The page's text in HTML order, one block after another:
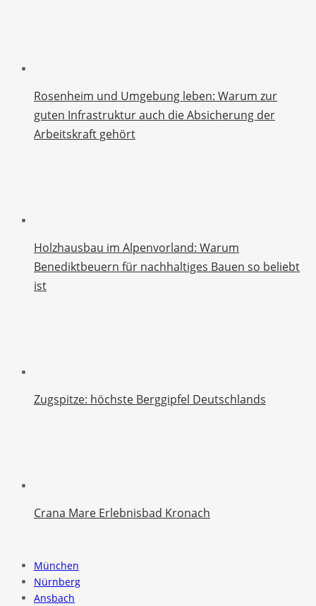
Rosenheim und Umgebung leben: Warum zur
guten Infrastruktur auch die Absicherung der
Arbeitskraft gehört
Holzhausbau im Alpenvorland: Warum
Benediktbeuern für nachhaltiges Bauen so beliebt
ist
Zugspitze: höchste Berggipfel Deutschlands
Crana Mare Erlebnisbad Kronach
München
Nürnberg
Ansbach